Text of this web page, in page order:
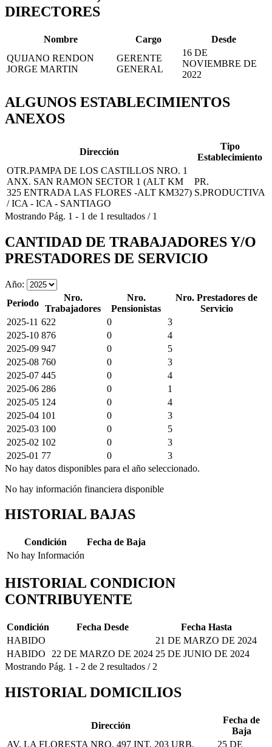
DIRECTORES
Nombre Cargo
Desde
QUIJANO RENDON
JORGE MARTIN
GERENTE
GENERAL
16 DE
NOVIEMBRE DE
2022
ALGUNOS ESTABLECIMIENTOS
ANEXOS
Dirección
Tipo
Establecimiento
OTR.PAMPA DE LOS CASTILLOS NRO. 1
ANX. SAN RAMON SECTOR 1 (ALT KM
325 ENTRADA LAS FLORES -ALT KM327)
/ ICA - ICA - SANTIAGO
PR.
S.PRODUCTIVA
Mostrando Pág. 1 - 1 de 1 resultados / 1
CANTIDAD DE TRABAJADORES Y/O
PRESTADORES DE SERVICIO
Año:
Periodo
Nro.
Trabajadores
Nro.
Pensionistas
Nro. Prestadores de
Servicio
2025-11 622 0
3
2025-10 876 0
4
2025-09 947 0
5
2025-08 760 0
3
2025-07 445 0
4
2025-06 286 0
1
2025-05 124 0
4
2025-04 101 0
3
2025-03 100 0
5
2025-02 102 0
3
2025-01 77 0
3
No hay datos disponibles para el año seleccionado.
No hay información financiera disponible
HISTORIAL BAJAS
Condición
Fecha de Baja
No hay Información
HISTORIAL CONDICION
CONTRIBUYENTE
Condición Fecha Desde
Fecha Hasta
HABIDO
21 DE MARZO DE 2024
HABIDO
22 DE MARZO DE 2024 25 DE JUNIO DE 2024
Mostrando Pág. 1 - 2 de 2 resultados / 2
HISTORIAL DOMICILIOS
Dirección
Fecha de
Baja
AV. LA FLORESTA NRO. 497 INT. 203 URB.
25 DE